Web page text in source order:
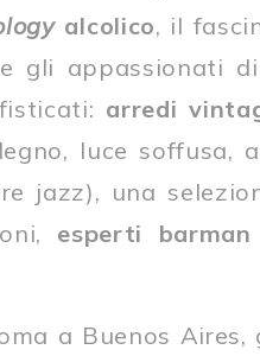
alcolico, il
gli appassionati
arredi
luce soffusa,
jazz), una
esperti barman
a Buenos